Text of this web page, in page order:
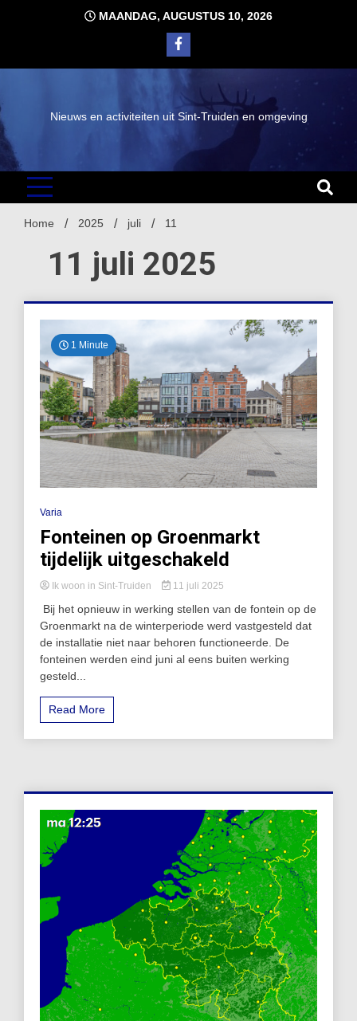
MAANDAG, AUGUSTUS 10, 2026
Nieuws en activiteiten uit Sint-Truiden en omgeving
Home 2025 juli 11
11 juli 2025
1 Minute
Varia
Fonteinen op Groenmarkt
tijdelijk uitgeschakeld
Ik woon in Sint-Truiden 11 juli 2025
Bij het opnieuw in werking stellen van de fontein op de
Groenmarkt na de winterperiode werd vastgesteld dat
de installatie niet naar behoren functioneerde. De
fonteinen werden eind juni al eens buiten werking
gesteld...
Read More